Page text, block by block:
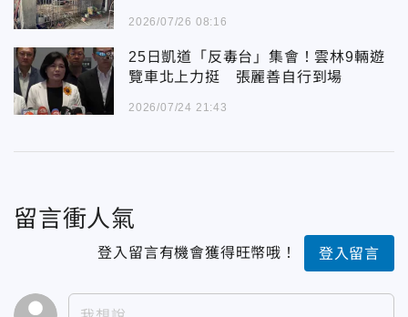
2026/07/26 08:16
25日凱道「反毒台」集會！雲林9輛遊
覽車北上力挺 張麗善自行到場
2026/07/24 21:43
留言衝人氣
登入留言有機會獲得旺幣哦！ 登入留言